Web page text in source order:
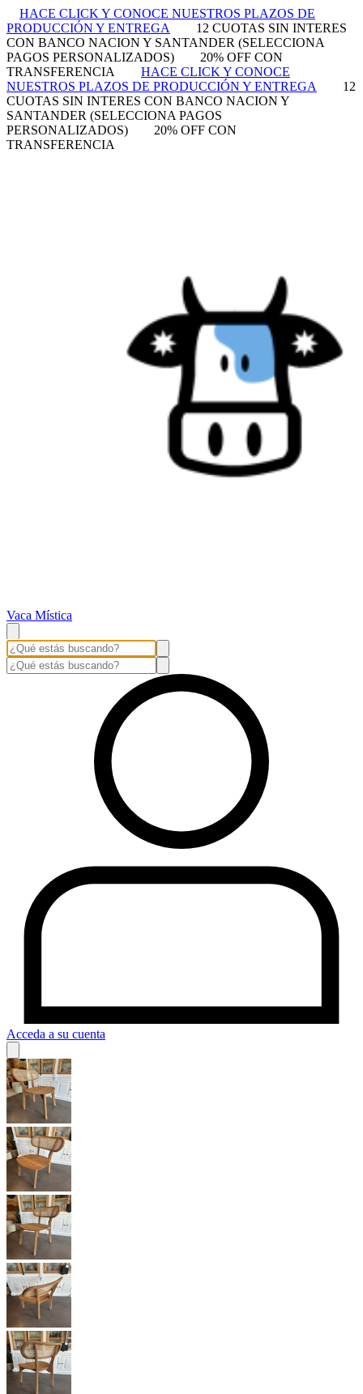
HACE CLICK Y CONOCE NUESTROS PLAZOS DE
PRODUCCIÓN Y ENTREGA
12 CUOTAS SIN INTERES
CON BANCO NACION Y SANTANDER (SELECCIONA
PAGOS PERSONALIZADOS)
20% OFF CON
TRANSFERENCIA
HACE CLICK Y CONOCE
NUESTROS PLAZOS DE PRODUCCIÓN Y ENTREGA
12
CUOTAS SIN INTERES CON BANCO NACION Y
SANTANDER (SELECCIONA PAGOS
PERSONALIZADOS)
20% OFF CON
TRANSFERENCIA
Vaca Mística
Acceda a su cuenta